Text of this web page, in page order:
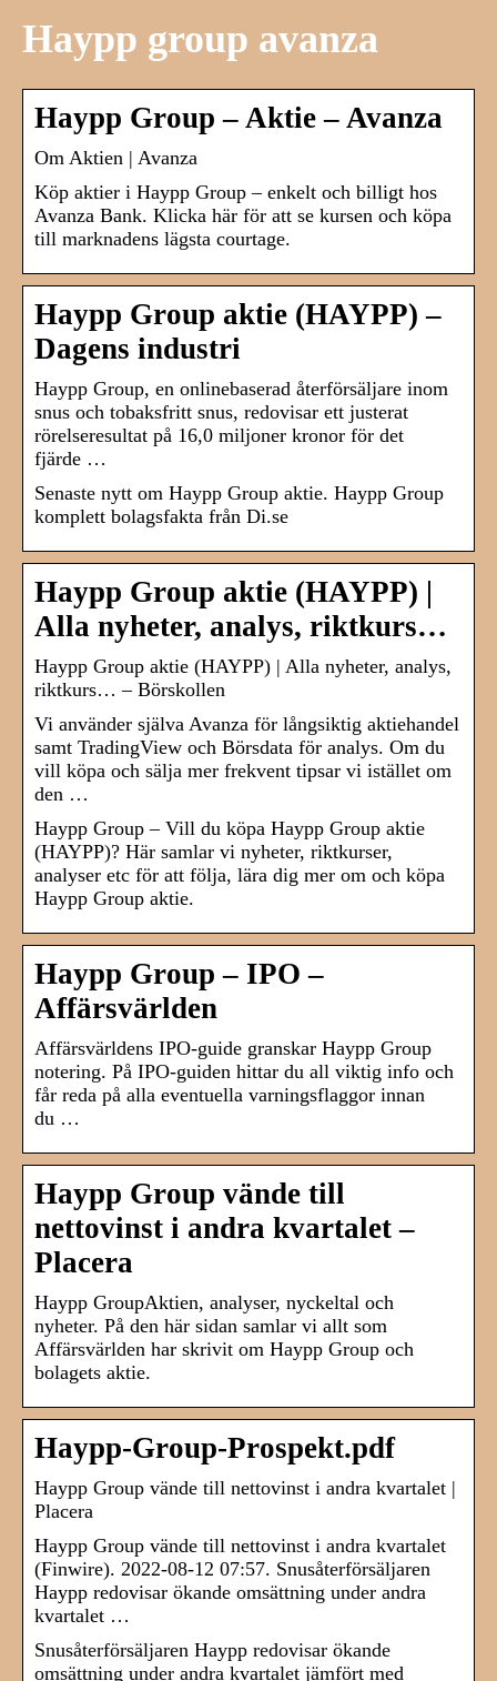
Haypp group avanza
Haypp Group – Aktie – Avanza
Om Aktien | Avanza
Köp aktier i Haypp Group – enkelt och billigt hos
Avanza Bank. Klicka här för att se kursen och köpa
till marknadens lägsta courtage.
Haypp Group aktie (HAYPP) –
Dagens industri
Haypp Group, en onlinebaserad återförsäljare inom
snus och tobaksfritt snus, redovisar ett justerat
rörelseresultat på 16,0 miljoner kronor för det
fjärde …
Senaste nytt om Haypp Group aktie. Haypp Group
komplett bolagsfakta från Di.se
Haypp Group aktie (HAYPP) |
Alla nyheter, analys, riktkurs…
Haypp Group aktie (HAYPP) | Alla nyheter, analys,
riktkurs… – Börskollen
Vi använder själva Avanza för långsiktig aktiehandel
samt TradingView och Börsdata för analys. Om du
vill köpa och sälja mer frekvent tipsar vi istället om
den …
Haypp Group – Vill du köpa Haypp Group aktie
(HAYPP)? Här samlar vi nyheter, riktkurser,
analyser etc för att följa, lära dig mer om och köpa
Haypp Group aktie.
Haypp Group – IPO –
Affärsvärlden
Affärsvärldens IPO-guide granskar Haypp Group
notering. På IPO-guiden hittar du all viktig info och
får reda på alla eventuella varningsflaggor innan
du …
Haypp Group vände till
nettovinst i andra kvartalet –
Placera
Haypp GroupAktien, analyser, nyckeltal och
nyheter. På den här sidan samlar vi allt som
Affärsvärlden har skrivit om Haypp Group och
bolagets aktie.
Haypp-Group-Prospekt.pdf
Haypp Group vände till nettovinst i andra kvartalet |
Placera
Haypp Group vände till nettovinst i andra kvartalet
(Finwire). 2022-08-12 07:57. Snusåterförsäljaren
Haypp redovisar ökande omsättning under andra
kvartalet …
Snusåterförsäljaren Haypp redovisar ökande
omsättning under andra kvartalet jämfört med